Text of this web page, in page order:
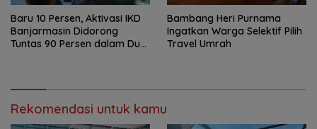
Baru 10 Persen, Aktivasi IKD
Banjarmasin Didorong
Tuntas 90 Persen dalam Dua
Bambang Heri Purnama
Ingatkan Warga Selektif Pilih
Travel Umrah
Rekomendasi untuk kamu